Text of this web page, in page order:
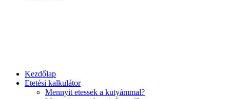
Kezdőlap
Etetési kalkulátor
Mennyit etessek a kutyámmal?